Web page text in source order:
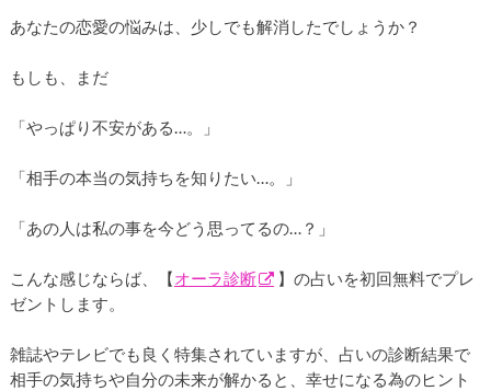
あなたの恋愛の悩みは、少しでも解消したでしょうか？
もしも、まだ
「やっぱり不安がある…。」
「相手の本当の気持ちを知りたい…。」
「あの人は私の事を今どう思ってるの…？」
こんな感じならば、【オーラ診断
】の占いを初回無料でプレ
ゼントします。
雑誌やテレビでも良く特集されていますが、占いの診断結果で
相手の気持ちや自分の未来が解かると、幸せになる為のヒント